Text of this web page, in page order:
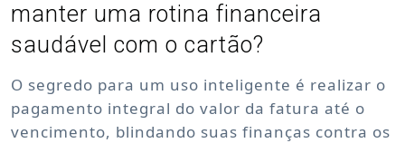
manter uma rotina financeira
saudável com o cartão?
O segredo para um uso inteligente é realizar o
pagamento integral do valor da fatura até o
vencimento, blindando suas finanças contra os